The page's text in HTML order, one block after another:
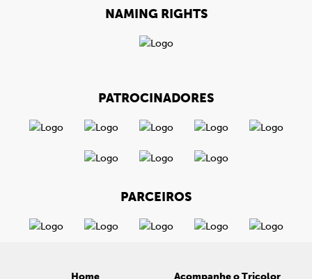
NAMING RIGHTS
PATROCINADORES
PARCEIROS
Home
Acompanhe o Tricolor